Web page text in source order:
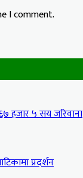
I comment.
हजार ५ सय जरिवाना
प्रदर्शन